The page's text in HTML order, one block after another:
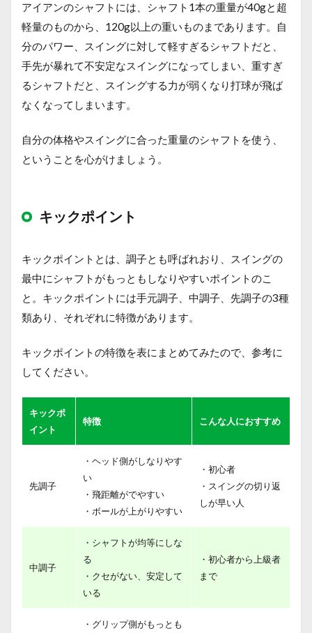
アイアンのシャフトには、シャフト1本の重量が40gと超
軽量のものから、120g以上の重いものまであります。自
分のパワー、スイングに対して軽すぎるシャフトだと、
手先が暴れて不安定なスイングになってしまい、重すぎ
るシャフトだと、スイングする力が弱くなり打球が飛ば
なくなってしまいます。
自分の体格やスイングに合った重量のシャフトを使う、
ということを心がけましょう。
キックポイント
キックポイントとは、調子とも呼ばれおり、スイングの
最中にシャフトがもっともしなりやすいポイントのこ
と。キックポイントには手元調子、中調子、先調子の3種
類あり、それぞれに特徴があります。
キックポイントの特徴を表にまとめてみたので、参考に
してください。
キックポ
イント
特徴 こんな人におすすめ
先調子
・ヘッド側がしなりやす
い
・飛距離がでやすい
・ボールが上がりやすい
・初心者
・スイングの切り返
しが早い人
中調子
・シャフトが均等にしな
る
・クセがない、安定して
いる
・初心者から上級者
まで
・グリップ側がもっとも